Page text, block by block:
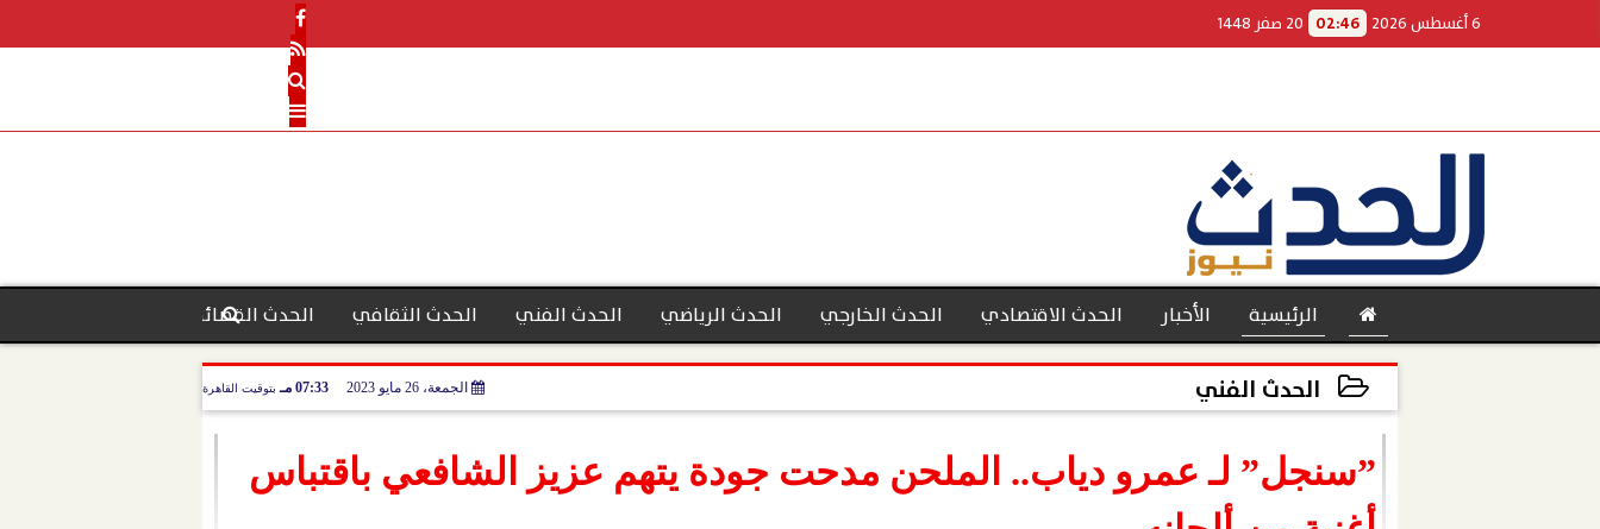
6 أغسطس 2026 02:46 20 صفر 1448
الرئيسية الأخبار الحدث الاقتصادي
بنوك
الحدث الخارجي الحدث الرياضي الحدث الفني الحدث الثقافي الحدث القضائي
الحدث الفني الجمعة، 26 مايو 2023 07:33 مـ بتوقيت القاهرة
”سنجل” لـ عمرو دياب.. الملحن مدحت جودة يتهم عزيز الشافعي باقتباس